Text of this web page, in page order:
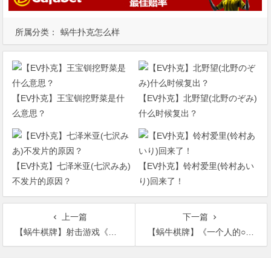
所属分类： 蜗牛扑克怎么样
【EV扑克】王宝钏挖野菜是什
么意思？
【EV扑克】北野望(北野のぞみ)
什么时候复出？
【EV扑克】七泽米亚(七沢みあ)
不发片的原因？
【EV扑克】铃村爱里(铃村あい
り)回来了！
上一篇
【蜗牛棋牌】射击游戏《冒险圣歌》五大“缺陷” 玩家：不如《战甲神兵》
下一篇
【蜗牛棋牌】《一个人的○○小日子》动画化 森下千咲献唱主题曲